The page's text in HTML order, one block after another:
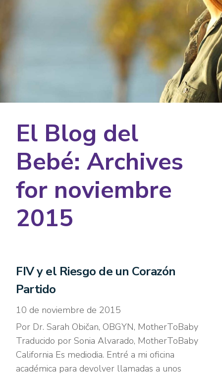
El Blog del
Bebé: Archives
for noviembre
2015
FIV y el Riesgo de un Corazón
Partido
10 de noviembre de 2015
Por Dr. Sarah Običan, OBGYN, MotherToBaby
Traducido por Sonia Alvarado, MotherToBaby
California Es mediodia. Entré a mi oficina
académica para devolver llamadas a unos